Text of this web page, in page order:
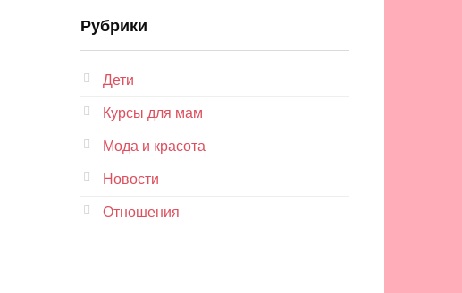
Рубрики
Дети
Курсы для мам
Мода и красота
Новости
Отношения